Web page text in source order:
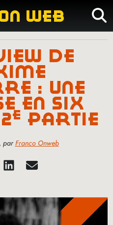
on web
: une
en six
e partie
parFranco Onweb